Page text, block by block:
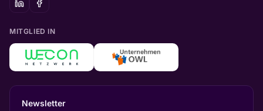
MITGLIED IN
Newsletter